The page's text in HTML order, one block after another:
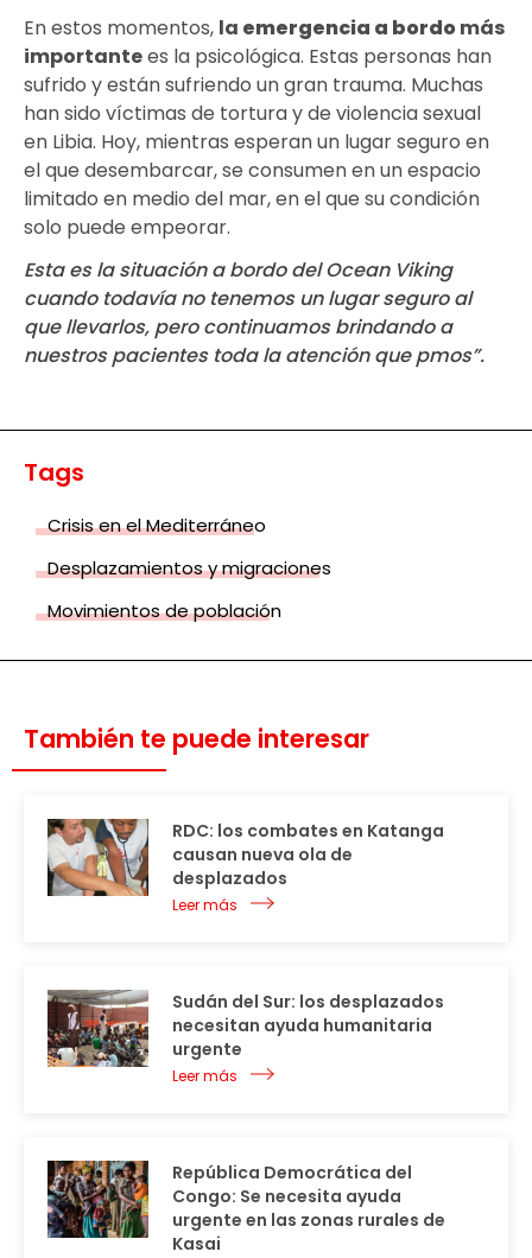
En estos momentos, la emergencia a bordomás
importantees la psicológica. Estas personas han
sufrido y están sufriendo un gran trauma. Muchas
han sido víctimas de tortura y de violencia sexual
en Libia. Hoy, mientras esperan un lugar seguro en
el que desembarcar, se consumen en un espacio
limitado en medio del mar, en el que su condición
solo puede empeorar.
Esta es la situación a bordo del Ocean Viking
cuando todavía no tenemos un lugar seguro al
que llevarlos, pero continuamos brindando a
nuestros pacientes toda la atención que pmos”.
Tags
Crisis en el Mediterráneo
Desplazamientos y migraciones
Movimientos de población
También te puede interesar
RDC: los combates en Katanga
causan nueva ola de
desplazados
Leer más
Sudán del Sur: los desplazados
necesitan ayuda humanitaria
urgente
Leer más
República Democrática del
Congo: Se necesita ayuda
urgente en las zonas rurales de
Kasai